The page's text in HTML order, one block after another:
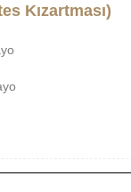
Kızartması)